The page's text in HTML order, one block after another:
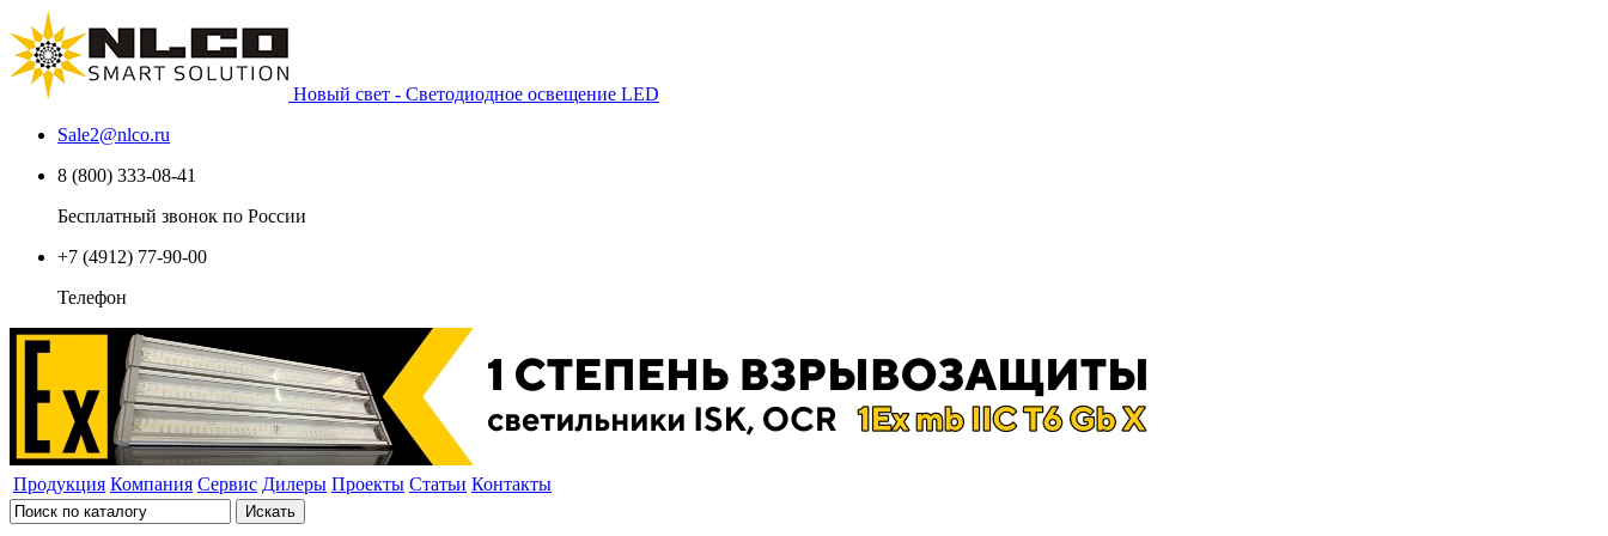
Новый свет - Светодиодное освещение LED
Sale2@nlco.ru
8 (800) 333-08-41
Бесплатный звонок по России
+7 (4912) 77-90-00
Телефон
Продукция Компания Сервис Дилеры Проекты Статьи Контакты